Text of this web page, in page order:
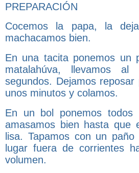
PREPARACIÓN
Cocemos la papa, la
machacamos bien.
En una tacita ponemos un
matalahúva, llevamos al
segundos. Dejamos
unos minutos y colamos.
En un bol ponemos todos
amasamos bien hasta que
lisa. Tapamos con un
lugar fuera de corrientes
volumen.